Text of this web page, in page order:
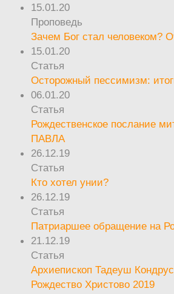
15.01.20
Проповедь
Зачем Бог стал человеком?
15.01.20
Статья
Осторожный пессимизм:
06.01.20
Статья
Рождественское послание
ПАВЛА
26.12.19
Статья
Кто хотел унии?
26.12.19
Статья
Патриаршее обращение на
21.12.19
Статья
Архиепископ Тадеуш
Рождество Христово 2019